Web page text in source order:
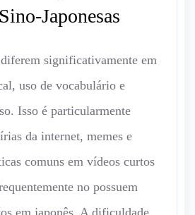
Japonesas
significativamente em
uso de vocabulário e
Isso é particularmente
da internet, memes e
comuns em vídeos curtos
no possuem